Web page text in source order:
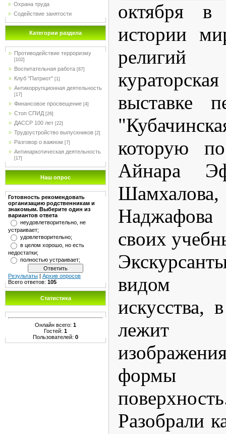
Охрана труда
Содействие занятости
Категории раздела
Противодействие терроризму
[102]
Воспитательная работа [87]
Клуб "Патриот" [1]
Антикоррупционная деятельность
[17]
Финансовое просвещение [4]
Стоп СПИД [26]
ДАССР 100 лет [22]
Трудоустройство выпускников [2]
Разговор о важном [7]
Антинаркотическая деятельность
[17]
Наш опрос
Готовность рекомендовать
организацию родственникам и
знакомым. Выберите один из
вариантов ответа
неудовлетворительно, не
устраивает;
удовлетворительно;
в целом хорошо, но есть
недостатки;
полностью устраивает;
Результаты
Архив опросов
Всего ответов: 105
Статистика
Онлайн всего: 1
Гостей: 1
Пользователей: 0
октября
истории
выставке
которую
Айнара
своих
видом
искусства,
лежит
формы
Разобрали